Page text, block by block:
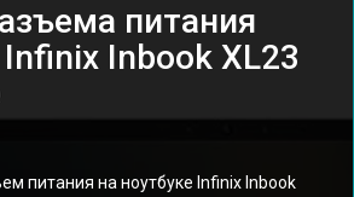
питания
Infinix Inbook XL23
питания на ноутбуке Infinix Inbook